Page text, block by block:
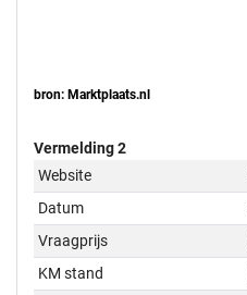
bron: Marktplaats.nl
Vermelding 2
Website
Datum
Vraagprijs
KM stand